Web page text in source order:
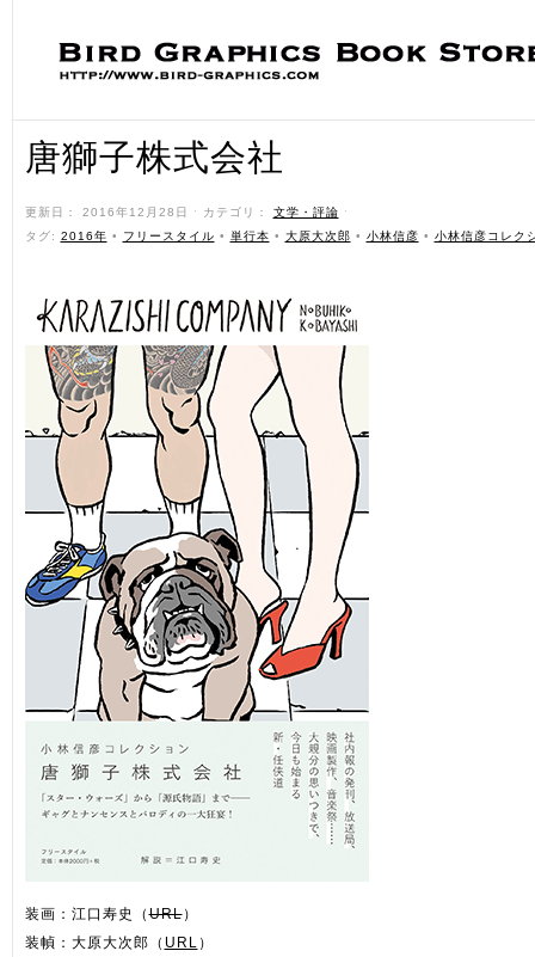
唐獅子株式会社
更新日： 2016年12月28日 ˑ カテゴリ： 文学・評論 ˑ
タグ: 2016年 • フリースタイル • 単行本 • 大原大次郎 • 小林信彦 • 小林信彦コレク
装画：江口寿史（URL）
装幀：大原大次郎（ URL ）